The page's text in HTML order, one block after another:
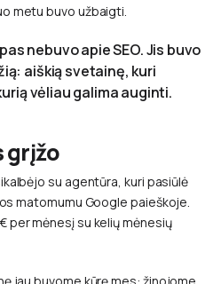
metu buvo užbaigti.
nebuvo apie SEO. Jis buvo
aiškią svetainę, kuri
vėliau galima auginti.
grįžo
su agentūra, kuri pasiūlė
matomumu Google paieškoje.
per mėnesį su kelių mėnesių
jau buvome kūrę mes: žinojome